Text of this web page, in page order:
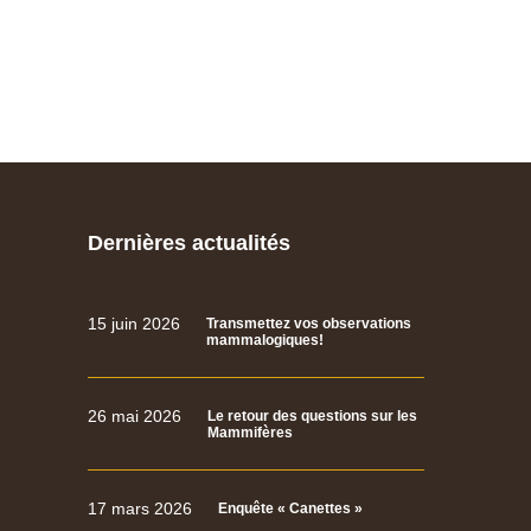
Dernières actualités
15 juin 2026
Transmettez vos observations
mammalogiques!
26 mai 2026
Le retour des questions sur les
Mammifères
17 mars 2026 Enquête « Canettes »